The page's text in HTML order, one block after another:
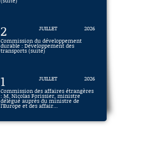
2 JUILLET
2026
Commission du développement
durable : Développement des
transports (suite)
1 JUILLET
2026
Commission des affaires étrangères
: M. Nicolas Forissier, ministre
délégué auprès du ministre de
l’Europe et des affair...